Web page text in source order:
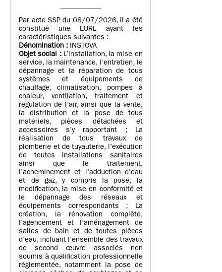
Par acte SSP du 08/07/2026, il a été
constitué une EURL ayant les
caractéristiques suivantes :
Dénomination : INSTOVA
Objet social :L’installation, la mise en
service, la maintenance, l’entretien, le
dépannage et la réparation de tous
systèmes et équipements de
chauffage, climatisation, pompes à
chaleur, ventilation, traitement et
régulation de l’air, ainsi que la vente,
la distribution et la pose de tous
matériels, pièces détachées et
accessoires s’y rapportant ; La
réalisation de tous travaux de
plomberie et de tuyauterie, l’exécution
de toutes installations sanitaires
ainsi que le traitement,
l’acheminement et l’adduction d’eau
et de gaz, y compris la pose, la
modification, la mise en conformité et
le dépannage des réseaux et
équipements correspondants ; La
création, la rénovation complète,
l’agencement et l’aménagement de
salles de bain et de toutes pièces
d’eau, incluant l’ensemble des travaux
de second œuvre associés non
soumis à qualification professionnelle
réglementée, notamment la pose de